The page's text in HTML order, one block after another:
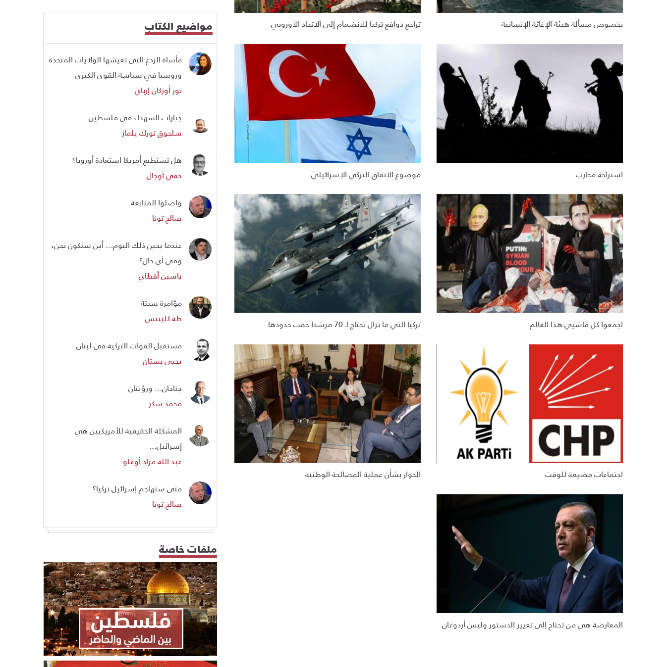
بخصوص مسألة هيئة الإغاثة الإنسانية تراجع دوافع تركيا للانضمام إلى الاتحاد الأوروبي
استراحة محارب موضوع الاتفاق التركي الإسرائيلي
اجمعوا كل فاشيي هذا العالم تركيا التي ما تزال تحتاج لـ 70 مرشدا حمت حدودها
اجتماعات مضيعة للوقت الحوار بشأن عملية المصالحة الوطنية
المعارضة هي من تحتاج إلى تغيير الدستور وليس أردوغان
مواضيع الكتاب
مأساة الردع التي تعيشها الولايات المتحدة
وروسيا في سياسة القوى الكبرى
نور أوزكان إرباي
جنازات الشهداء في فلسطين
سلجوق تورك يلماز
هل تستطيع أمريكا استعادة أوروبا؟
حقي أوجال
واصلوا المتابعة
صالح تونا
عندما يحين ذلك اليوم... أين سنكون نحن،
وفي أي حال؟
ياسين أقطاي
مؤامرة سبتة
طه كلينتش
مستقبل القوات التركية في لبنان
يحيى بستان
جناحان... ورؤيتان
محمد شكر
المشكلة الحقيقية للأمريكيين هي
إسرائيل...
عبد الله مراد أوغلو
متى ستهاجم إسرائيل تركيا؟
صالح تونا
ملفات خاصة